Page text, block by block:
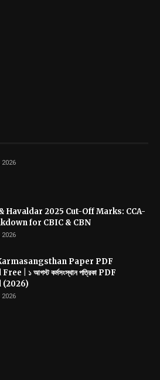
Havaldar 2025 Cut-Off Marks: CCA-
for CBIC & CBN
Paper PDF
| ১ আগস্ট কর্মসংস্থান পত্রিকা PDF
(2026)